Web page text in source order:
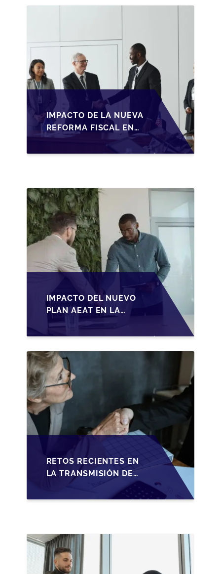
IMPACTO DE LA NUEVA
REFORMA FISCAL EN
LA TRANSMISIÓN DE
PYMES EN ESPAÑA
IMPACTO DEL NUEVO
PLAN AEAT EN LA
TRANSMISIÓN DE
PYMES ESPAÑOLAS
RETOS RECIENTES EN
LA TRANSMISIÓN DE
PYMES ESPAÑOLAS:
ADAPTACIONES
2026